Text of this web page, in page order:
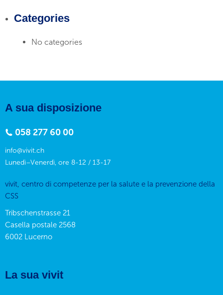
Categories
No categories
A sua disposizione
058 277 60 00
info@vivit.ch
Lunedì–Venerdì, ore 8-12 / 13-17
vivit, centro di competenze per la salute e la prevenzione della
CSS
Tribschenstrasse 21
Casella postale 2568
6002 Lucerno
La sua vivit